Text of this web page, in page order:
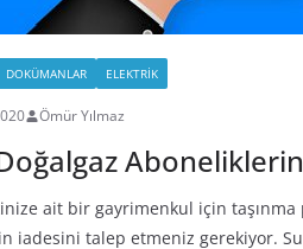
DOKÜMANLAR ELEKTRIK
Ömür Yılmaz
ait bir gayrimenkul için taşınma
iadesini talep etmeniz gerekiyor.